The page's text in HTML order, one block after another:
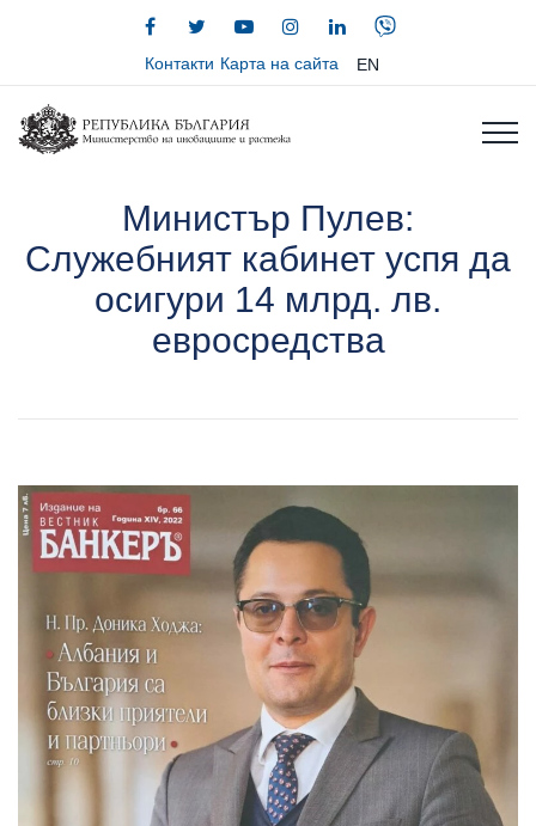
Контакти Карта на сайта EN
Министър Пулев:
Служебният кабинет успя да
осигури 14 млрд. лв.
евросредства